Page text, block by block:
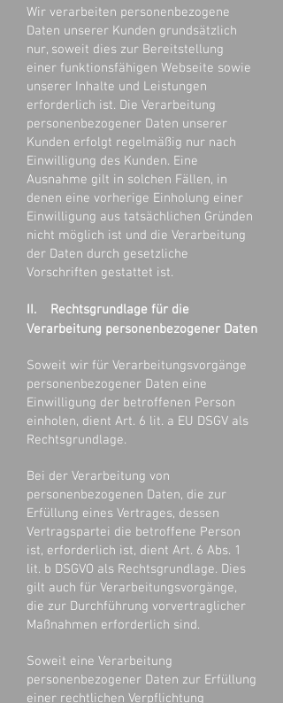
Wir verarbeiten personenbezogene
Daten unserer Kunden grundsätzlich
nur, soweit dies zur Bereitstellung
einer funktionsfähigen Webseite sowie
unserer Inhalte und Leistungen
erforderlich ist. Die Verarbeitung
personenbezogener Daten unserer
Kunden erfolgt regelmäßig nur nach
Einwilligung des Kunden. Eine
Ausnahme gilt in solchen Fällen, in
denen eine vorherige Einholung einer
Einwilligung aus tatsächlichen Gründen
nicht möglich ist und die Verarbeitung
der Daten durch gesetzliche
Vorschriften gestattet ist.
II. Rechtsgrundlage für die
Verarbeitung personenbezogener Daten
Soweit wir für Verarbeitungsvorgänge
personenbezogener Daten eine
Einwilligung der betroffenen Person
einholen, dient Art. 6 lit. a EU DSGV als
Rechtsgrundlage.
Bei der Verarbeitung von
personenbezogenen Daten, die zur
Erfüllung eines Vertrages, dessen
Vertragspartei die betroffene Person
ist, erforderlich ist, dient Art. 6 Abs. 1
lit. b DSGVO als Rechtsgrundlage. Dies
gilt auch für Verarbeitungsvorgänge,
die zur Durchführung vorvertraglicher
Maßnahmen erforderlich sind.
Soweit eine Verarbeitung
personenbezogener Daten zur Erfüllung
einer rechtlichen Verpflichtung